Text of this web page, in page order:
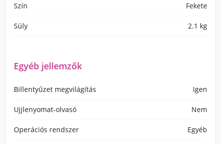
Szín Fekete
Súly 2.1 kg
Egyéb jellemzők
Billentyűzet megvilágítás Igen
Ujjlenyomat-olvasó Nem
Operációs rendszer Egyéb